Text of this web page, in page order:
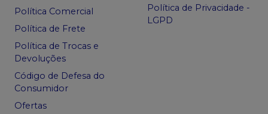
Política Comercial
Política de Frete
Política de Trocas e
Devoluções
Código de Defesa do
Consumidor
Ofertas
Política de Privacidade -
LGPD